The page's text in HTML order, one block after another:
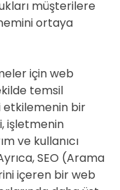
müşterilere
ortaya
için web
temsil
bir
işletmenin
ve kullanıcı
SEO (Arama
içeren bir web